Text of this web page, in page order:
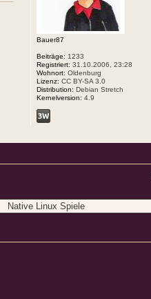
Bauer87
Beiträge: 1233
Registriert: 31.10.2006, 23:28
Wohnort: Oldenburg
Lizenz: CC BY-SA 3.0
Distribution: Debian Stretch
Kernelversion: 4.9